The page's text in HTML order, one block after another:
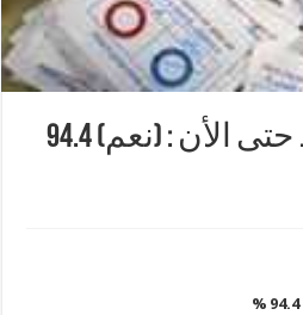
محافظة أسيوط حتى الأن : (نعم) 94.4